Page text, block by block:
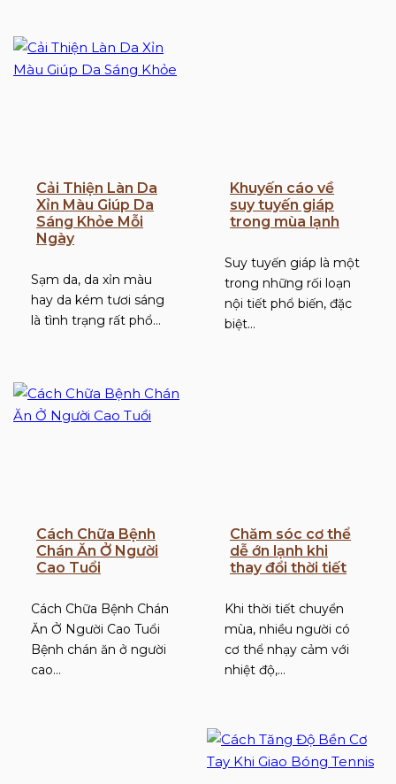
Cải Thiện Làn Da
Xỉn Màu Giúp Da
Sáng Khỏe Mỗi
Ngày
Sạm da, da xỉn màu
hay da kém tươi sáng
là tình trạng rất phổ…
Khuyến cáo về
suy tuyến giáp
trong mùa lạnh
Suy tuyến giáp là một
trong những rối loạn
nội tiết phổ biến, đặc
biệt…
Cách Chữa Bệnh
Chán Ăn Ở Người
Cao Tuổi
Cách Chữa Bệnh Chán
Ăn Ở Người Cao Tuổi
Bệnh chán ăn ở người
cao…
Chăm sóc cơ thể
dễ ớn lạnh khi
thay đổi thời tiết
Khi thời tiết chuyển
mùa, nhiều người có
cơ thể nhạy cảm với
nhiệt độ,…